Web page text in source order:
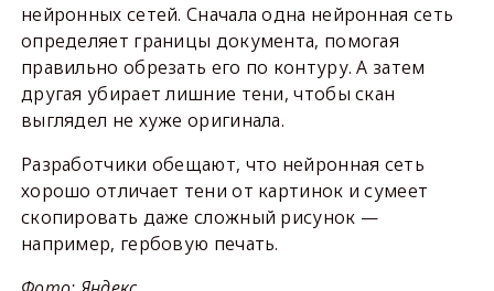
нейронных сетей. Сначала одна нейронная сеть
определяет границы документа, помогая
правильно обрезать его по контуру. А затем
другая убирает лишние тени, чтобы скан
выглядел не хуже оригинала.
Разработчики обещают, что нейронная сеть
хорошо отличает тени от картинок и сумеет
скопировать даже сложный рисунок —
например, гербовую печать.